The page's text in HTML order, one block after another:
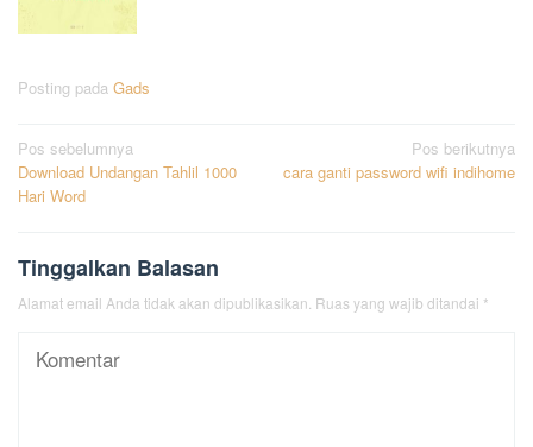
Posting pada Gads
Navigasi
pos
Pos sebelumnya
Download Undangan Tahlil 1000
Hari Word
Pos berikutnya
cara ganti password wifi indihome
Tinggalkan Balasan
Alamat email Anda tidak akan dipublikasikan. Ruas yang wajib ditandai *